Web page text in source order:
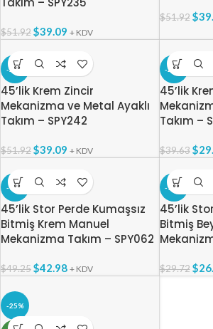
$51.92$39.09 + KDV
$51.92 $
-25%
45’lik Krem Zincir
Mekanizma ve Metal Ayaklı
Takım – SPY242
$51.92$39.09 + KDV
-25%
45’lik
Takım –
$39.63 $
-13%
45’lik Stor Perde Kumaşsız
Bitmiş Krem Manuel
Mekanizma Takım – SPY062
$49.25$42.98 + KDV
-10%
45’lik
Bitmiş
$29.72 $
-25%